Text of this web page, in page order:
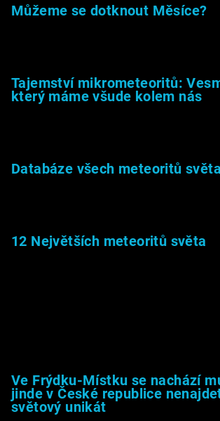
Můžeme se dotknout Měsíce?
Tajemství mikrometeoritů:
který máme všude kolem nás
Databáze všech meteoritů světa
12 Největších meteoritů světa
Ve Frýdku-Místku se nachází
jinde v České republice
světový unikát